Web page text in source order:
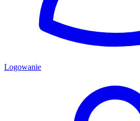
Logowanie